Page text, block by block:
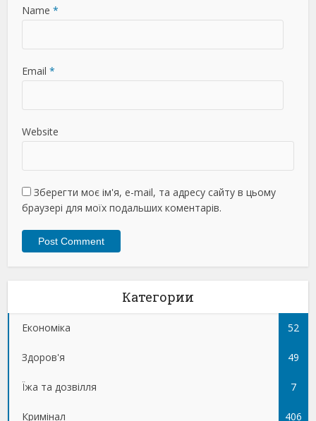
Name *
Email *
Website
Зберегти моє ім'я, e-mail, та адресу сайту в цьому
браузері для моїх подальших коментарів.
Категории
Економіка 52
Здоров'я 49
Їжа та дозвілля 7
Кримінал 406